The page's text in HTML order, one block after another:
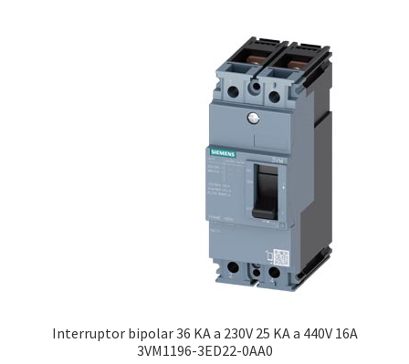
Interruptor bipolar 36 KA a 230V 25 KA a 440V 16A
3VM1196-3ED22-0AA0